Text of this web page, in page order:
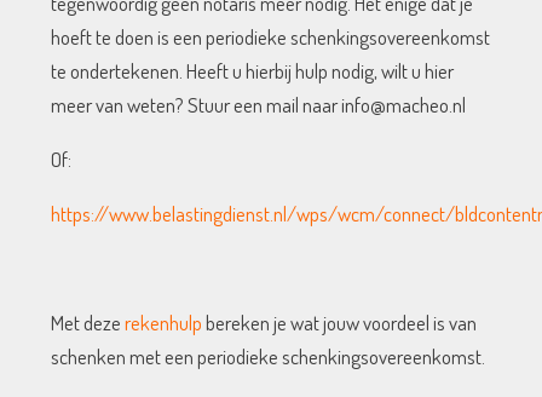
hoeft te doen is een periodieke schenkingsovereenkomst
te ondertekenen. Heeft u hierbij hulp nodig, wilt u hier
meer van weten? Stuur een mail naar info@macheo.nl
Of:
https://www.belastingdienst.nl/wps/wcm/connect/
Met dezerekenhulpbereken je wat jouw voordeel is van
schenken met een periodieke schenkingsovereenkomst.